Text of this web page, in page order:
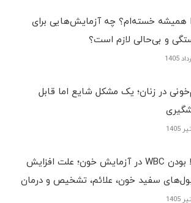
همیشه خسته‌ام؟ چه آزمایش‌هایی برای
و بی‌حالی لازم است؟
در زنان؛ یک مشکل شایع اما قابل
بالا بودن WBC در آزمایش خون؛ علت افزایش
سفید خون، علائم، تشخیص و درمان